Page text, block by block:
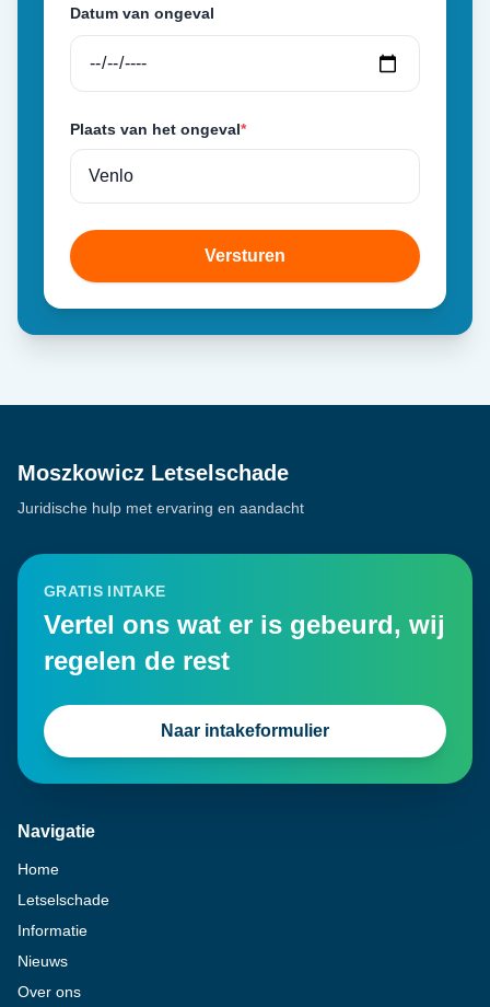
Datum van ongeval
Plaats van het ongeval*
Versturen
Moszkowicz Letselschade
Juridische hulp met ervaring en aandacht
GRATIS INTAKE
Vertel ons wat er is gebeurd, wij
regelen de rest
Naar intakeformulier
Navigatie
Home
Letselschade
Informatie
Nieuws
Over ons